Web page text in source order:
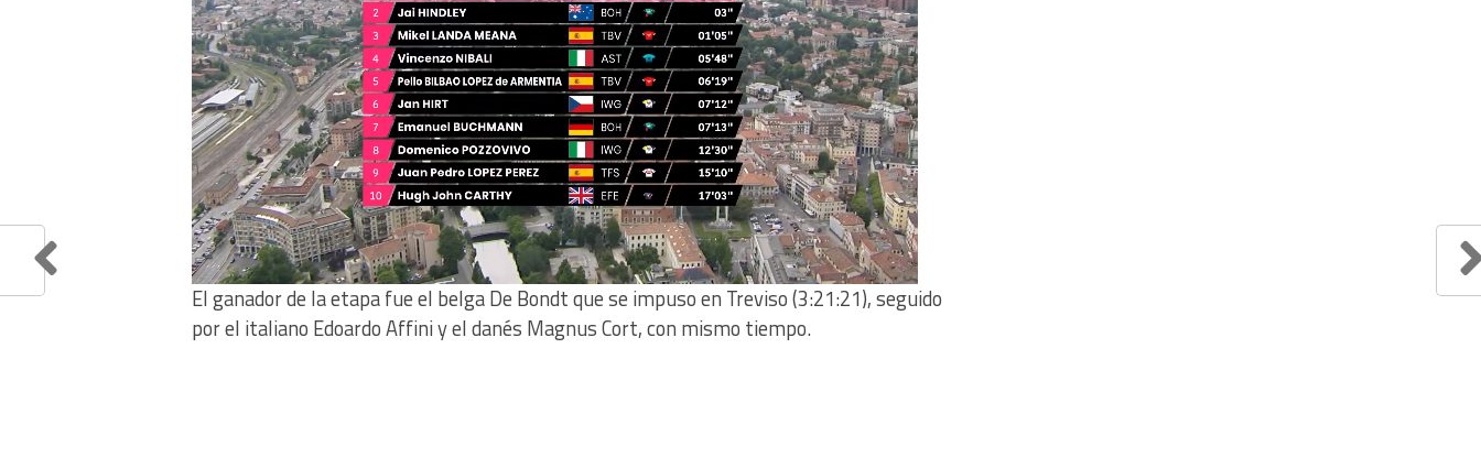
El ganador de la etapa fue el belga De Bondt que se impuso en Treviso (3:21:21), seguido
por el italiano Edoardo Affini y el danés Magnus Cort, con mismo tiempo.